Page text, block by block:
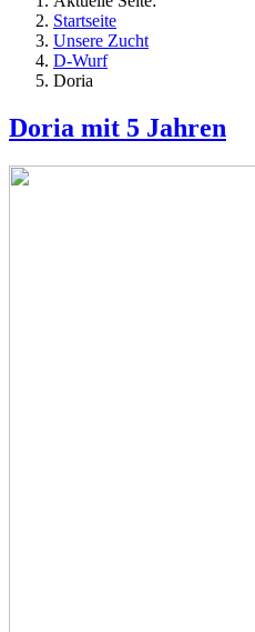
Startseite
Unsere Zucht
D-Wurf
Doria
Doria mit 5 Jahren